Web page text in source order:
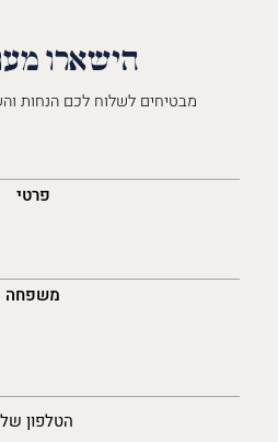
הישארו
מבטיחים לשלוח לכם הנחות
פרטי
משפחה
הטלפון